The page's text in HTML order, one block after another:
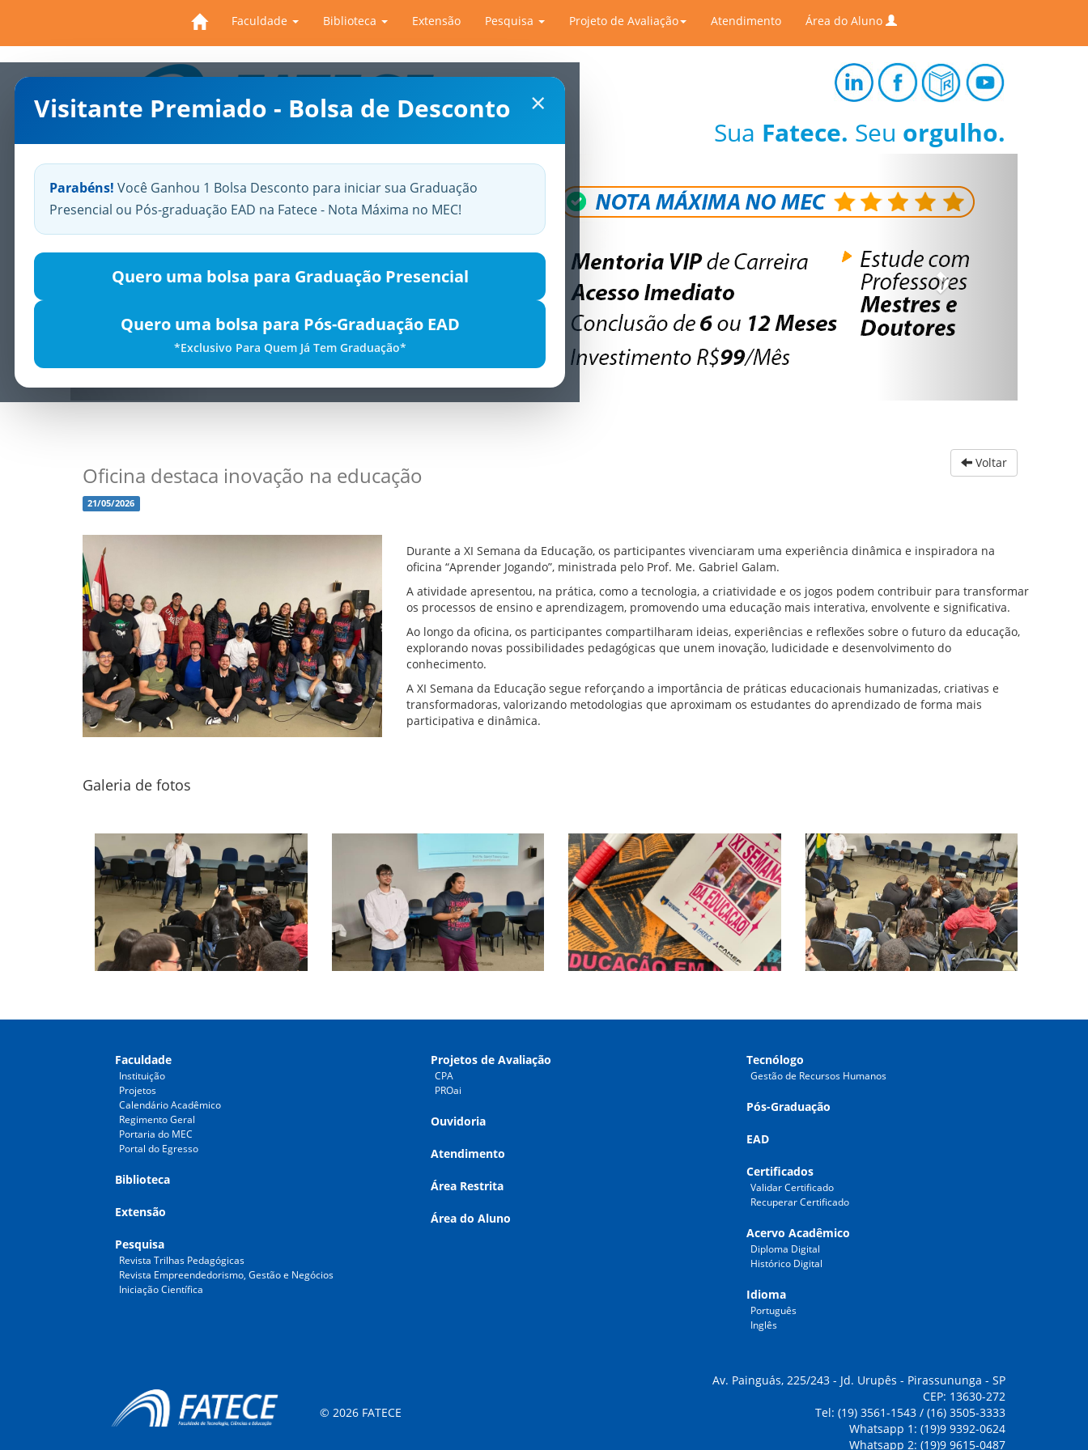
Faculdade Biblioteca Extensão Pesquisa Projeto de Avaliação Atendimento Área do Aluno
×
Visitante Premiado - Bolsa de Desconto
Parabéns! Você Ganhou 1 Bolsa Desconto para iniciar sua Graduação
Presencial ou Pós-graduação EAD na Fatece - Nota Máxima no MEC!
Quero uma bolsa para Graduação Presencial
Quero uma bolsa para Pós-Graduação EAD
*Exclusivo Para Quem Já Tem Graduação*
Sua Fatece. Seu orgulho.
Previous
Oficina destaca inovação na educação
21/05/2026
Voltar
Durante a XI Semana da Educação, os participantes vivenciaram uma experiência dinâmica e inspiradora na
oficina “Aprender Jogando”, ministrada pelo Prof. Me. Gabriel Galam.
A atividade apresentou, na prática, como a tecnologia, a criatividade e os jogos podem contribuir para transformar
os processos de ensino e aprendizagem, promovendo uma educação mais interativa, envolvente e significativa.
Ao longo da oficina, os participantes compartilharam ideias, experiências e reflexões sobre o futuro da educação,
explorando novas possibilidades pedagógicas que unem inovação, ludicidade e desenvolvimento do
conhecimento.
A XI Semana da Educação segue reforçando a importância de práticas educacionais humanizadas, criativas e
transformadoras, valorizando metodologias que aproximam os estudantes do aprendizado de forma mais
participativa e dinâmica.
Galeria de fotos
Faculdade
Instituição
Projetos
Calendário Acadêmico
Regimento Geral
Portaria do MEC
Portal do Egresso
Biblioteca
Extensão
Pesquisa
Revista Trilhas Pedagógicas
Revista Empreendedorismo, Gestão e Negócios
Iniciação Científica
Projetos de Avaliação
CPA
PROai
Ouvidoria
Atendimento
Área Restrita
Área do Aluno
Tecnólogo
Gestão de Recursos Humanos
Pós-Graduação
EAD
Certificados
Validar Certificado
Recuperar Certificado
Acervo Acadêmico
Diploma Digital
Histórico Digital
Idioma
Português
Inglês
© 2026 FATECE
Av. Painguás, 225/243 - Jd. Urupês - Pirassununga - SP
CEP: 13630-272
Tel: (19) 3561-1543 / (16) 3505-3333
Whatsapp 1: (19)9 9392-0624
Whatsapp 2: (19)9 9615-0487